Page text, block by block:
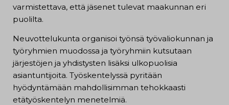
varmistettava, että jäsenet tulevat maakunnan eri
puolilta.
Neuvottelukunta organisoi työnsä työvaliokunnan ja
työryhmien muodossa ja työryhmiin kutsutaan
järjestöjen ja yhdistysten lisäksi ulkopuolisia
asiantuntijoita. Työskentelyssä pyritään
hyödyntämään mahdollisimman tehokkaasti
etätyöskentelyn menetelmiä.